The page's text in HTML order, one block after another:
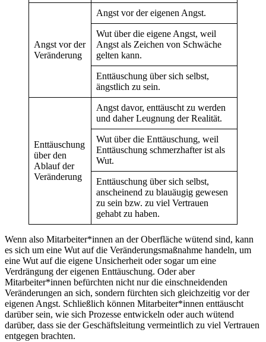
Angst vor der
Veränderung
Angst vor der eigenen Angst.
Wut über die eigene Angst, weil
Angst als Zeichen von Schwäche
gelten kann.
Enttäuschung über sich selbst,
ängstlich zu sein.
Enttäuschung
über den
Ablauf der
Veränderung
Angst davor, enttäuscht zu werden
und daher Leugnung der Realität.
Wut über die Enttäuschung, weil
Enttäuschung schmerzhafter ist als
Wut.
Enttäuschung über sich selbst,
anscheinend zu blauäugig gewesen
zu sein bzw. zu viel Vertrauen
gehabt zu haben.
Wenn also Mitarbeiter*innen an der Oberfläche wütend sind, kann
es sich um eine Wut auf die Veränderungsmaßnahme handeln, um
eine Wut auf die eigene Unsicherheit oder sogar um eine
Verdrängung der eigenen Enttäuschung. Oder aber
Mitarbeiter*innen befürchten nicht nur die einschneidenden
Veränderungen an sich, sondern fürchten sich gleichzeitig vor der
eigenen Angst. Schließlich können Mitarbeiter*innen enttäuscht
darüber sein, wie sich Prozesse entwickeln oder auch wütend
darüber, dass sie der Geschäftsleitung vermeintlich zu viel Vertrauen
entgegen brachten.